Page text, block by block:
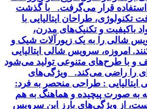
قرار می‌گرفت. با گذشت
تکنولوژی، طراحان ایتالیایی با
باکیفیت و تکنیک‌های مدرن،
شالی را به یک زیورآلات شیک و
امروزه، سرویس شالی ایتالیایی
و با طرح‌های متنوعی تولید می‌شود
را راضی می‌کند. ویژگی‌های
: طراحی منحصر به فرد:
صورت پیچیده و هماهنگ به هم
از ویژگی‌های بارز این سرویس